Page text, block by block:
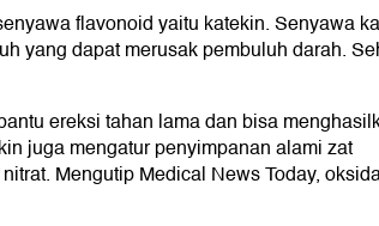
flavonoid yaitu katekin. Senyawa
yang dapat merusak pembuluh darah.
ereksi tahan lama dan bisa
juga mengatur penyimpanan alami zat
Mengutip Medical News Today,